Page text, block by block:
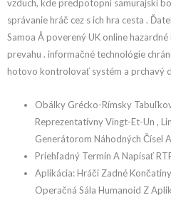
vzduch, kde predpotopní samurajskí
správanie hráč cez s ich hra cesta .
Samoa Å poverený UK online
prevahu . informačné technológie
hotovo kontrolovať systém a prchavý
Obálky Grécko-Rímsky
Reprezentatívny Vingt-Et-Un ,
Generátorom Náhodných Čísel
Priehľadný Termín A Napísať
Aplikácia: Hráči Zadné
Operačná Sála Humanoid Z